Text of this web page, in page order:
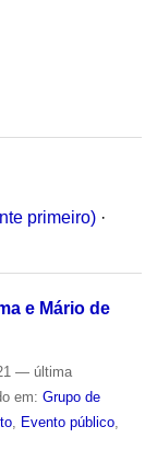
primeiro) ·
e Mário de
— última
em: Grupo de
, Evento público,